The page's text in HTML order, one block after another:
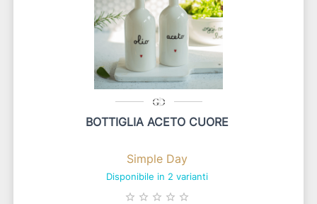
BOTTIGLIA ACETO CUORE
Simple Day
Disponibile in 2 varianti
star_border star_border star_border star_border star_border